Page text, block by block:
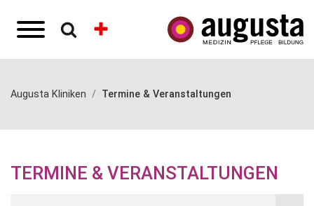
Augusta Kliniken Termine & Veranstaltungen
TERMINE & VERANSTALTUNGEN